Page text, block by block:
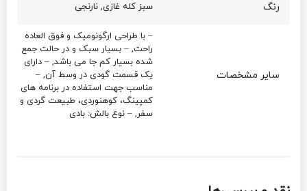
رنگ سبز کله غازی, نارنجی
سایر مشخصات
– با طراحی ارگونومیک و فوق العاده
راحت, – بسیار سبک و در حالت جمع
شده بسیار کم جا می باشد, – دارای
یک قسمت گودی در وسط آن, –
مناسب جهت استفاده در برنامه های
کمپینگ، کوهنوردی، طبیعت گردی و
سفر, – نوع بالش: بادی